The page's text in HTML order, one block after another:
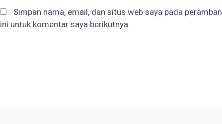
Simpan nama, email, dan situs web saya pada peramban
ini untuk komentar saya berikutnya.